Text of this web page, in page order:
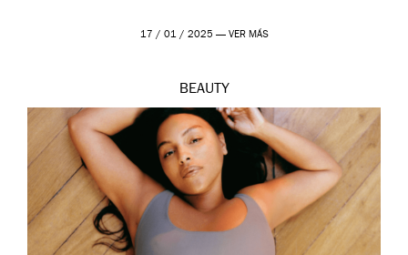
17 / 01 / 2025 — VER MÁS
BEAUTY